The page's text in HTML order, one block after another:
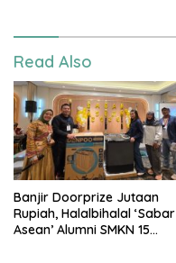
Read Also
Banjir Doorprize Jutaan
Rupiah, Halalbihalal ‘Sabar
Asean’ Alumni SMKN 15